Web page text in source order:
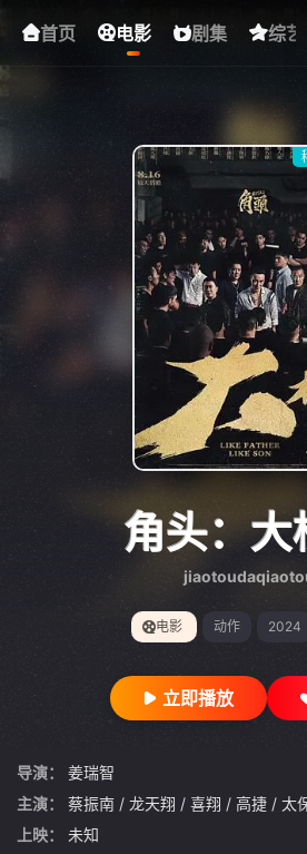
首页 电影 剧集 综艺
下载客户端
{if
gt 0"}
角头：大
电影 动作 2024
立即播放
导演：
姜瑞智
主演：
蔡振南 / 龙天翔 / 喜翔 / 高捷 / 太
上映：
未知